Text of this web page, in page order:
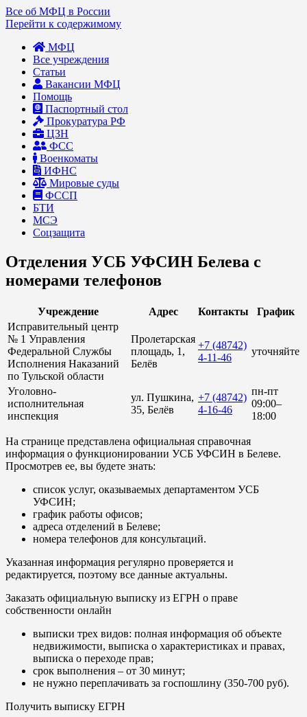
Все об МФЦ в России
Перейти к содержимому
МФЦ
Все учреждения
Статьи
Вакансии МФЦ
Помощь
Паспортный стол
Прокуратура РФ
ЦЗН
ФСС
Военкоматы
ИФНС
Мировые суды
ФССП
БТИ
МСЭ
Соцзащита
Отделения УСБ УФСИН Белева с
номерами телефонов
Учреждение Адрес Контакты
График
Исправительный центр
№ 1 Управления
Федеральной Службы
Исполнения Наказаний
по Тульской области
Пролетарская
площадь, 1,
Белёв
+7 (48742)
4-11-46
уточняйте
Уголовно-
исполнительная
инспекция
ул. Пушкина,
35, Белёв
+7 (48742)
4-16-46
пн-пт
09:00–
18:00
На странице представлена официальная справочная
информация о функционировании УСБ УФСИН в Белеве.
Просмотрев ее, вы будете знать:
список услуг, оказываемых департаментом УСБ
УФСИН;
график работы офисов;
адреса отделений в Белеве;
номера телефонов для консультаций.
Указанная информация регулярно проверяется и
редактируется, поэтому все данные актуальны.
Заказать официальную выписку из ЕГРН о праве
собственности онлайн
выписки трех видов: полная информация об объекте
недвижимости, выписка о характеристиках и правах,
выписка о переходе прав;
срок выполнения – от 30 минут;
не нужно переплачивать за госпошлину (350-700 руб).
Получить выписку ЕГРН